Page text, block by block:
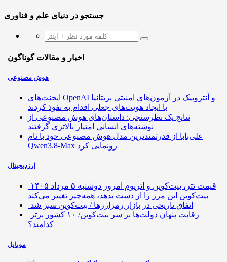
جستجو در دنیای علم و فناوری
اخبار و مقالات گوناگون
هوش مصنوعی
ایجنت‌های OpenAI و آنتروپیک در آزمون‌های امنیتی بریتانیا
با ایجاد هویت‌های جعلی اقدام به نفوذ کردند
نتایج یک نظرسنجی: داستان‌های هوش مصنوعی از
نوشته‌های انسانی امتیاز بالاتری گرفتند
علی‌بابا از قدرتمندترین مدل هوش مصنوعی خود با نام
Qwen3.8-Max رونمایی کرد
ارزدیجیتال
قیمت تتر، بیت‌کوین و اتریوم امروز دوشنبه ۵ مرداد ۱۴۰۵
| بیت‌کوین این مرز را از دست بدهد، همه‌چیز تغییر می‌کند
اتفاق تاریخی در بازار رمزارزها / بیت‌کوین سبز شد
رقابت پنهان دولت‌ها بر سر بیت‌کوین/ ۱۰ کشور برتر
کدامند؟
موبایل